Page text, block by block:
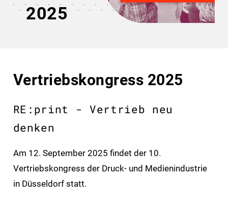
2025
Vertriebskongress 2025
RE:print - Vertrieb neu
denken
Am 12. September 2025 findet der 10.
Vertriebskongress der Druck- und Medienindustrie
in Düsseldorf statt.